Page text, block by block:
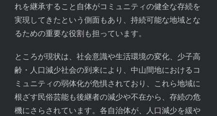
れを継承すること自体がコミュニティの健全な存続を
実現してきたという側面もあり、持続可能な地域とな
るための重要な役割も担っています。
ところが現状は、社会意識や生活環境の変化、少子高
齢・人口減少社会の到来により、中山間地におけるコ
ミュニティの弱体化が危惧されており、これら地域に
根ざす民俗芸能も後継者の減少や不在から、存続の危
機にさらされています。各自治体が、人口減少を緩や